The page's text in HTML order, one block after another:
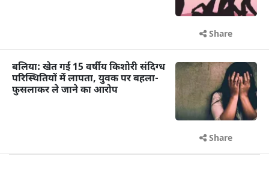
Share
बलिया: खेत गई 15 वर्षीय किशोरी संदिग्ध
परिस्थितियों में लापता, युवक पर बहला-
फुसलाकर ले जाने का आरोप
Share